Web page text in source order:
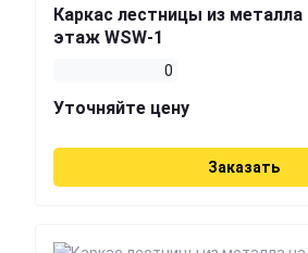
Каркас лестницы из металла
этаж WSW-1
0
Уточняйте цену
Заказать